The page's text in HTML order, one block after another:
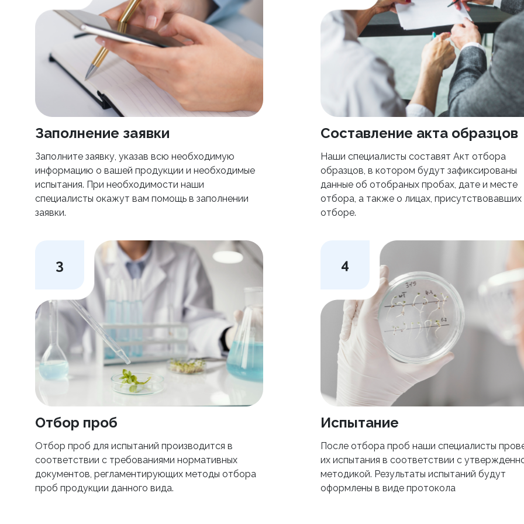
Заполнение заявки
Заполните заявку, указав всю необходимую
информацию о вашей продукции и необходимые
испытания. При необходимости наши
специалисты окажут вам помощь в заполнении
заявки.
Составление акта образцов
Наши специалисты составят Акт отбора
образцов, в котором будут зафиксированы
данные об отобраных пробах, дате и месте
отбора, а также о лицах, присутствовавших
отборе.
3
Отбор проб
Отбор проб для испытаний производится в
соответствии с требованиями нормативных
документов, регламентирующих методы отбора
проб продукции данного вида.
4
Испытание
После отбора проб наши специалисты
их испытания в соответствии с
методикой. Результаты испытаний будут
оформлены в виде протокола